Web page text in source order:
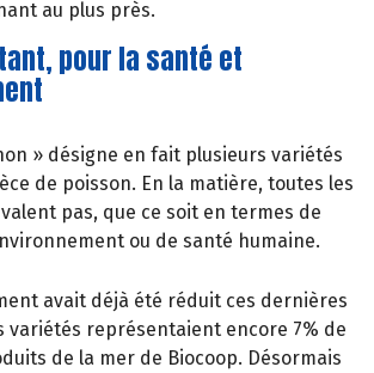
au plus près.
pour la santé et
» désigne en fait plusieurs variétés
de poisson. En la matière, toutes les
pas, que ce soit en termes de
ou de santé humaine.
avait déjà été réduit ces dernières
variétés représentaient encore 7% de
de la mer de Biocoop. Désormais